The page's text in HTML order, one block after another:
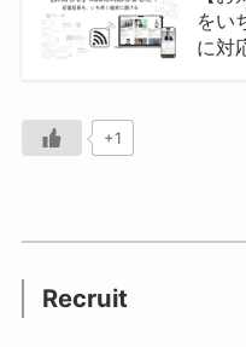
をい
に対
+1
Recruit